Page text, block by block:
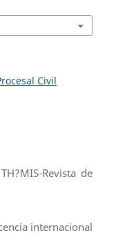
Civil
Revista de
internacional